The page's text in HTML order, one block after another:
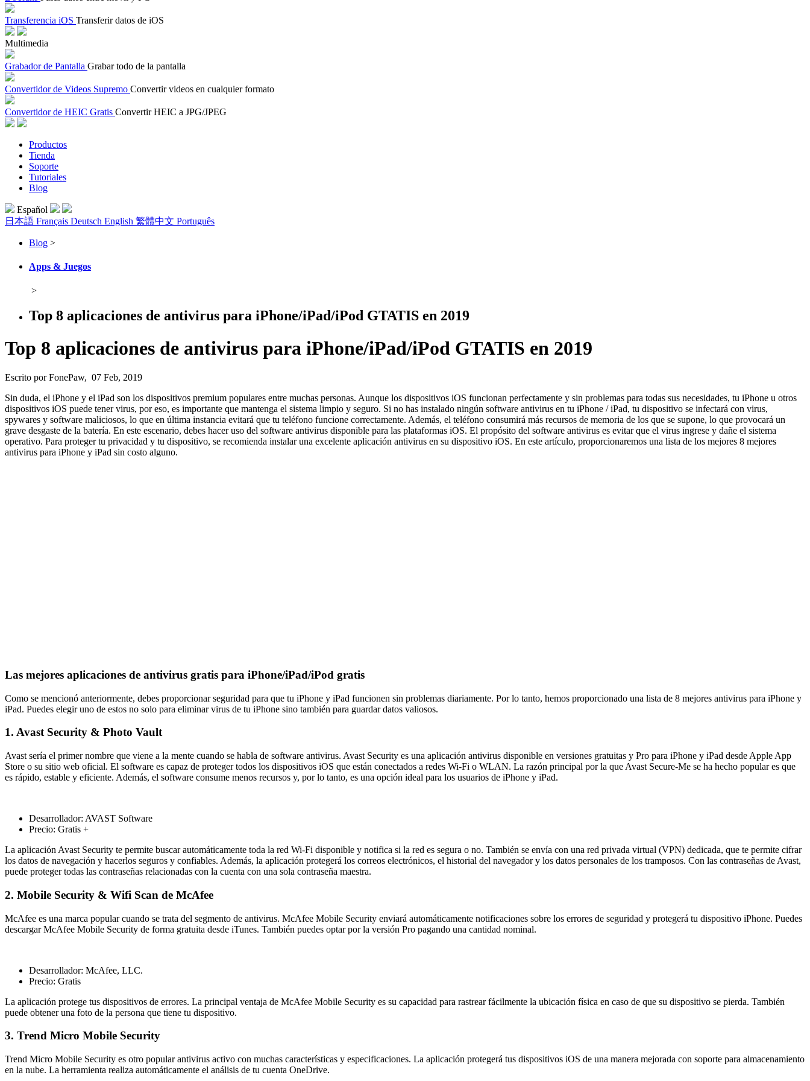
Transferencia iOS Transferir datos de iOS
Multimedia
Grabador de Pantalla Grabar todo de la pantalla
Convertidor de Videos Supremo Convertir videos en cualquier formato
Convertidor de HEIC Gratis Convertir HEIC a JPG/JPEG
Productos
Tienda
Soporte
Tutoriales
Blog
Español
日本語 Français Deutsch English 繁體中文 Português
Blog >
Apps & Juegos
>
Top 8 aplicaciones de antivirus para iPhone/iPad/iPod GTATIS en 2019
Top 8 aplicaciones de antivirus para iPhone/iPad/iPod GTATIS en 2019
Escrito por FonePaw, 07 Feb, 2019
Sin duda, el iPhone y el iPad son los dispositivos premium populares entre muchas personas. Aunque los dispositivos iOS funcionan perfectamente y sin problemas para todas sus necesidades, tu iPhone u otros
dispositivos iOS puede tener virus, por eso, es importante que mantenga el sistema limpio y seguro. Si no has instalado ningún software antivirus en tu iPhone / iPad, tu dispositivo se infectará con virus,
spywares y software maliciosos, lo que en última instancia evitará que tu teléfono funcione correctamente. Además, el teléfono consumirá más recursos de memoria de los que se supone, lo que provocará un
grave desgaste de la batería. En este escenario, debes hacer uso del software antivirus disponible para las plataformas iOS. El propósito del software antivirus es evitar que el virus ingrese y dañe el sistema
operativo. Para proteger tu privacidad y tu dispositivo, se recomienda instalar una excelente aplicación antivirus en su dispositivo iOS. En este artículo, proporcionaremos una lista de los mejores 8 mejores
antivirus para iPhone y iPad sin costo alguno.
Las mejores aplicaciones de antivirus gratis para iPhone/iPad/iPod gratis
Como se mencionó anteriormente, debes proporcionar seguridad para que tu iPhone y iPad funcionen sin problemas diariamente. Por lo tanto, hemos proporcionado una lista de 8 mejores antivirus para iPhone y
iPad. Puedes elegir uno de estos no solo para eliminar virus de tu iPhone sino también para guardar datos valiosos.
1. Avast Security & Photo Vault
Avast sería el primer nombre que viene a la mente cuando se habla de software antivirus. Avast Security es una aplicación antivirus disponible en versiones gratuitas y Pro para iPhone y iPad desde Apple App
Store o su sitio web oficial. El software es capaz de proteger todos los dispositivos iOS que están conectados a redes Wi-Fi o WLAN. La razón principal por la que Avast Secure-Me se ha hecho popular es que
es rápido, estable y eficiente. Además, el software consume menos recursos y, por lo tanto, es una opción ideal para los usuarios de iPhone y iPad.
Desarrollador: AVAST Software
Precio: Gratis +
La aplicación Avast Security te permite buscar automáticamente toda la red Wi-Fi disponible y notifica si la red es segura o no. También se envía con una red privada virtual (VPN) dedicada, que te permite cifrar
los datos de navegación y hacerlos seguros y confiables. Además, la aplicación protegerá los correos electrónicos, el historial del navegador y los datos personales de los tramposos. Con las contraseñas de Avast,
puede proteger todas las contraseñas relacionadas con la cuenta con una sola contraseña maestra.
2. Mobile Security & Wifi Scan de McAfee
McAfee es una marca popular cuando se trata del segmento de antivirus. McAfee Mobile Security enviará automáticamente notificaciones sobre los errores de seguridad y protegerá tu dispositivo iPhone. Puedes
descargar McAfee Mobile Security de forma gratuita desde iTunes. También puedes optar por la versión Pro pagando una cantidad nominal.
Desarrollador: McAfee, LLC.
Precio: Gratis
La aplicación protege tus dispositivos de errores. La principal ventaja de McAfee Mobile Security es su capacidad para rastrear fácilmente la ubicación física en caso de que su dispositivo se pierda. También
puede obtener una foto de la persona que tiene tu dispositivo.
3. Trend Micro Mobile Security
Trend Micro Mobile Security es otro popular antivirus activo con muchas características y especificaciones. La aplicación protegerá tus dispositivos iOS de una manera mejorada con soporte para almacenamiento
en la nube. La herramienta realiza automáticamente el análisis de tu cuenta OneDrive.